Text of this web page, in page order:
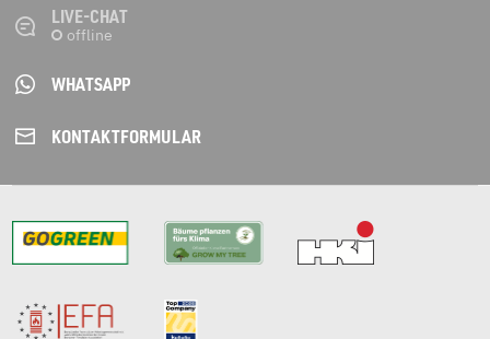
LIVE-CHAT
WHATSAPP
KONTAKT­FORMULAR